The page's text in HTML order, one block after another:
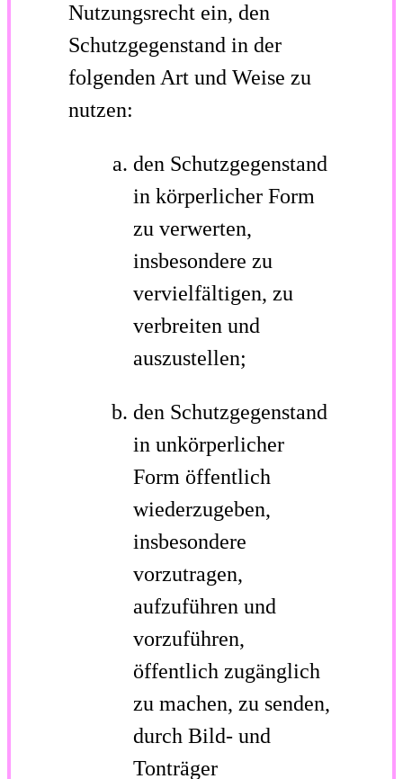
Nutzungsrecht ein, den
Schutzgegenstand in der
folgenden Art und Weise zu
nutzen:
den Schutzgegenstand
in körperlicher Form
zu verwerten,
insbesondere zu
vervielfältigen, zu
verbreiten und
auszustellen;
den Schutzgegenstand
in unkörperlicher
Form öffentlich
wiederzugeben,
insbesondere
vorzutragen,
aufzuführen und
vorzuführen,
öffentlich zugänglich
zu machen, zu senden,
durch Bild- und
Tonträger